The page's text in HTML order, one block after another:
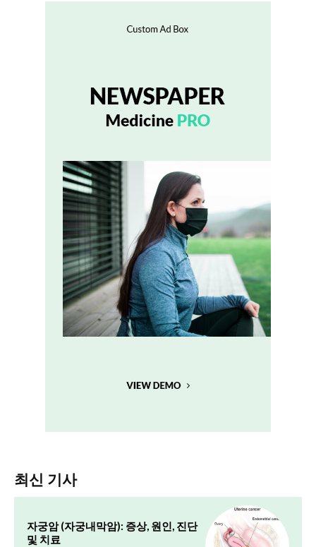
최신 기사
자궁암 (자궁내막암): 증상, 원인, 진단
및 치료